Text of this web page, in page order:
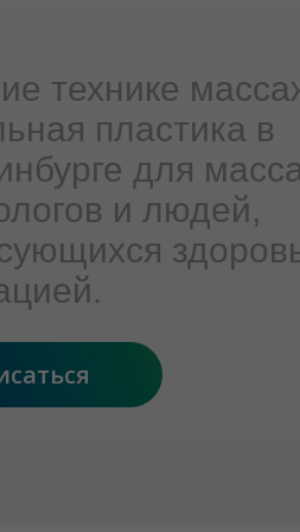
технике
пластика в
для
и людей,